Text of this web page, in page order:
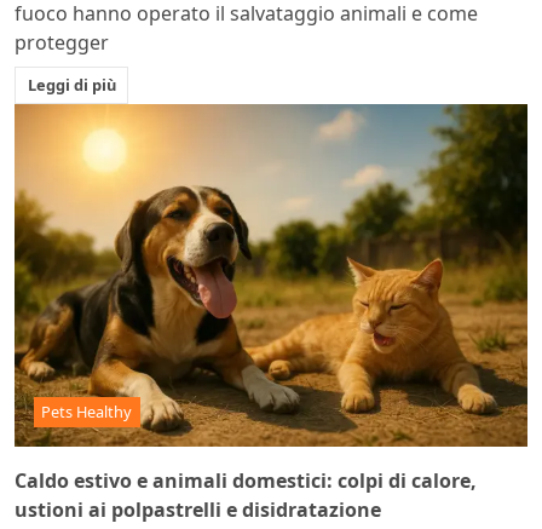
fuoco hanno operato il salvataggio animali e come
protegger
Leggi di più
Pets Healthy
Caldo estivo e animali domestici: colpi di calore,
ustioni ai polpastrelli e disidratazione